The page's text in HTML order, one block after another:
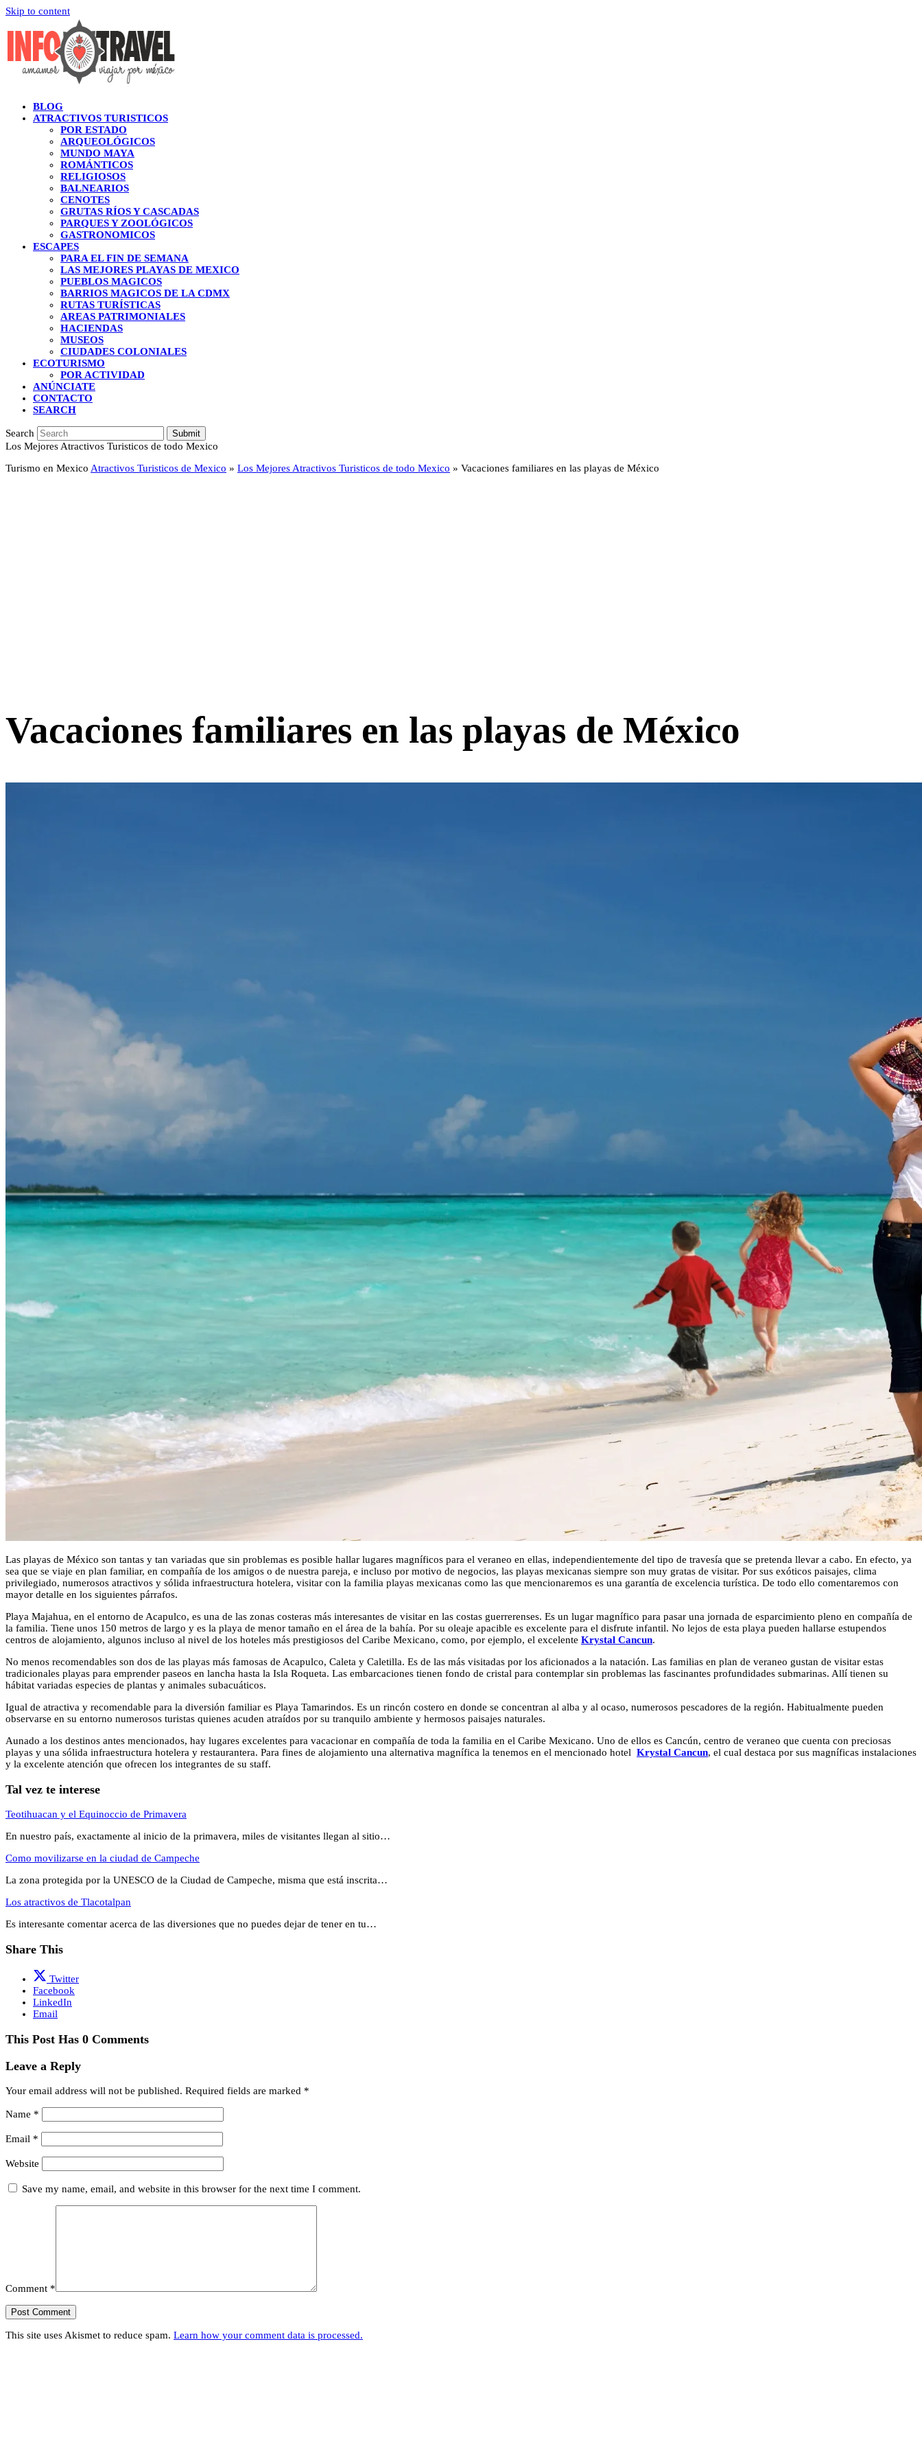
Skip to content
BLOG
ATRACTIVOS TURISTICOS
POR ESTADO
ARQUEOLÓGICOS
MUNDO MAYA
ROMÁNTICOS
RELIGIOSOS
BALNEARIOS
CENOTES
GRUTAS RÍOS Y CASCADAS
PARQUES Y ZOOLÓGICOS
GASTRONOMICOS
ESCAPES
PARA EL FIN DE SEMANA
LAS MEJORES PLAYAS DE MEXICO
PUEBLOS MAGICOS
BARRIOS MAGICOS DE LA CDMX
RUTAS TURÍSTICAS
AREAS PATRIMONIALES
HACIENDAS
MUSEOS
CIUDADES COLONIALES
ECOTURISMO
POR ACTIVIDAD
ANÚNCIATE
CONTACTO
SEARCH
Search Submit
Los Mejores Atractivos Turisticos de todo Mexico
Turismo en Mexico Atractivos Turisticos de Mexico » Los Mejores Atractivos Turisticos de todo Mexico » Vacaciones familiares en las playas de México
Vacaciones familiares en las playas de México
Las playas de México son tantas y tan variadas que sin problemas es posible hallar lugares magníficos para el veraneo en ellas, independientemente del tipo de travesía que se pretenda llevar a cabo. En efecto, ya
sea que se viaje en plan familiar, en compañía de los amigos o de nuestra pareja, e incluso por motivo de negocios, las playas mexicanas siempre son muy gratas de visitar. Por sus exóticos paisajes, clima
privilegiado, numerosos atractivos y sólida infraestructura hotelera, visitar con la familia playas mexicanas como las que mencionaremos es una garantía de excelencia turística. De todo ello comentaremos con
mayor detalle en los siguientes párrafos.
Playa Majahua, en el entorno de Acapulco, es una de las zonas costeras más interesantes de visitar en las costas guerrerenses. Es un lugar magnífico para pasar una jornada de esparcimiento pleno en compañía de
la familia. Tiene unos 150 metros de largo y es la playa de menor tamaño en el área de la bahía. Por su oleaje apacible es excelente para el disfrute infantil. No lejos de esta playa pueden hallarse estupendos
centros de alojamiento, algunos incluso al nivel de los hoteles más prestigiosos del Caribe Mexicano, como, por ejemplo, el excelente Krystal Cancun.
No menos recomendables son dos de las playas más famosas de Acapulco, Caleta y Caletilla. Es de las más visitadas por los aficionados a la natación. Las familias en plan de veraneo gustan de visitar estas
tradicionales playas para emprender paseos en lancha hasta la Isla Roqueta. Las embarcaciones tienen fondo de cristal para contemplar sin problemas las fascinantes profundidades submarinas. Allí tienen su
hábitat variadas especies de plantas y animales subacuáticos.
Igual de atractiva y recomendable para la diversión familiar es Playa Tamarindos. Es un rincón costero en donde se concentran al alba y al ocaso, numerosos pescadores de la región. Habitualmente pueden
observarse en su entorno numerosos turistas quienes acuden atraídos por su tranquilo ambiente y hermosos paisajes naturales.
Aunado a los destinos antes mencionados, hay lugares excelentes para vacacionar en compañía de toda la familia en el Caribe Mexicano. Uno de ellos es Cancún, centro de veraneo que cuenta con preciosas
playas y una sólida infraestructura hotelera y restaurantera. Para fines de alojamiento una alternativa magnífica la tenemos en el mencionado hotel Krystal Cancun, el cual destaca por sus magníficas instalaciones
y la excelente atención que ofrecen los integrantes de su staff.
Tal vez te interese
Teotihuacan y el Equinoccio de Primavera
En nuestro país, exactamente al inicio de la primavera, miles de visitantes llegan al sitio…
Como movilizarse en la ciudad de Campeche
La zona protegida por la UNESCO de la Ciudad de Campeche, misma que está inscrita…
Los atractivos de Tlacotalpan
Es interesante comentar acerca de las diversiones que no puedes dejar de tener en tu…
Share This
Twitter
Facebook
LinkedIn
Email
This Post Has 0 Comments
Leave a Reply
Your email address will not be published. Required fields are marked *
Name *
Email *
Website
Save my name, email, and website in this browser for the next time I comment.
Comment *
This site uses Akismet to reduce spam. Learn how your comment data is processed.